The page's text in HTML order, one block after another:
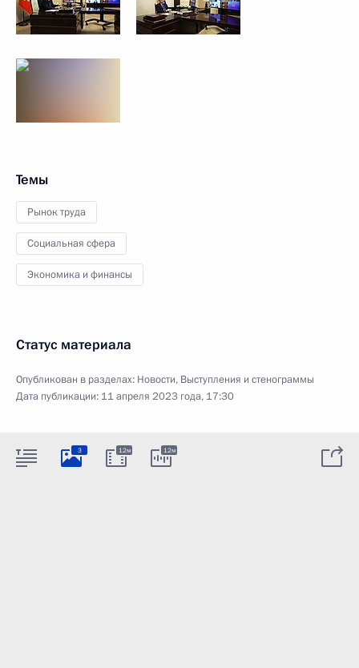
Темы
Рынок труда
Социальная сфера
Экономика и финансы
Статус материала
Опубликован в разделах: Новости, Выступления и стенограммы
Дата публикации: 11 апреля 2023 года, 17:30
3 12м 12м